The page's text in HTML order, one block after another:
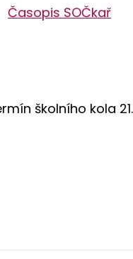
Časopis SOČkař
školního kola